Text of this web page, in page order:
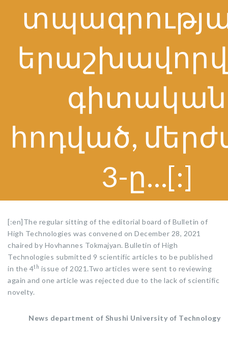
գիտական
հոդված,
3-ը…[:]
[:en]The regular sitting of the editorial board of Bulletin of
High Technologies was convened on December 28, 2021
chaired by Hovhannes Tokmajyan. Bulletin of High
Technologies submitted 9 scientific articles to be published
in the 4th issue of 2021.Two articles were sent to reviewing
again and one article was rejected due to the lack of scientific
novelty.
News department of Shushi University of Technology